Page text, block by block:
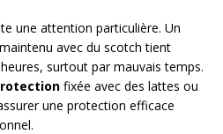
une attention particulière. Un
avec du scotch tient
surtout par mauvais temps.
fixée avec des lattes ou
une protection efficace